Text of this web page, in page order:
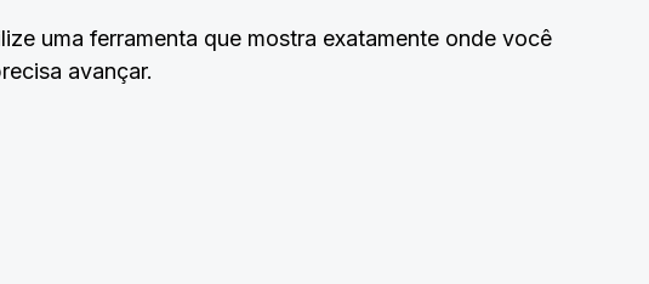
uma ferramenta que mostra exatamente onde você
avançar.